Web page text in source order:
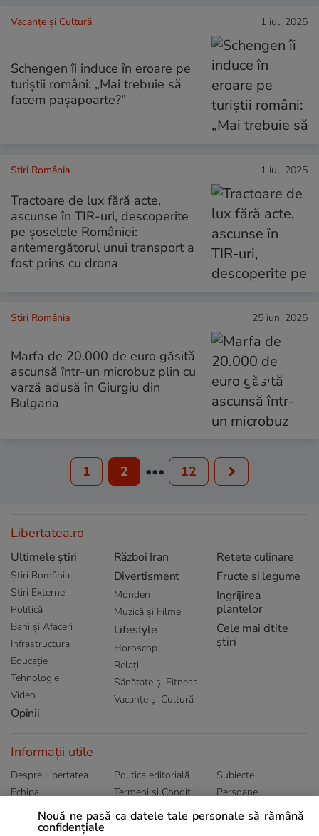
Vacanțe și Cultură 1 iul. 2025
Schengen îi induce în eroare pe
turiștii români: „Mai trebuie să
facem pașapoarte?”
Știri România 1 iul. 2025
Tractoare de lux fără acte,
ascunse în TIR-uri, descoperite
pe șoselele României:
antemergătorul unui transport a
fost prins cu drona
Știri România 25 iun. 2025
Marfa de 20.000 de euro găsită
ascunsă într-un microbuz plin cu
varză adusă în Giurgiu din
Bulgaria
1 2 ••• 12
Libertatea.ro
Ultimele știri
Știri România
Știri Externe
Politică
Bani și Afaceri
Infrastructura
Educație
Tehnologie
Video
Opinii
Război Iran
Divertisment
Monden
Muzică și Filme
Lifestyle
Horoscop
Relații
Sănătate și Fitness
Vacanțe și Cultură
Retete culinare
Fructe si legume
Ingrijirea
plantelor
Cele mai citite
știri
Informații utile
Despre Libertatea
Echipa
Publicitate
Politica de
Politica editorială
Termeni și Conditii
Abonamente
Subiecte
Persoane
Sitemap
Nouă ne pasă ca datele tale personale să rămână
confidențiale